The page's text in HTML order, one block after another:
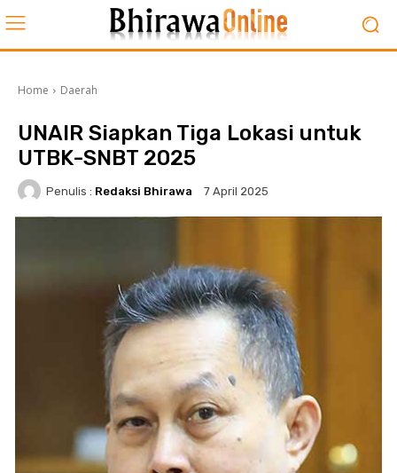
Home Daerah
UNAIR Siapkan Tiga Lokasi untuk
UTBK-SNBT 2025
Penulis : Redaksi Bhirawa 7 April 2025